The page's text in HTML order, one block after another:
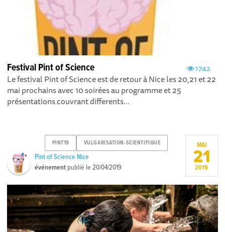
1742
Festival Pint of Science
Le festival Pint of Science est de retour à Nice les 20,21 et 22
mai prochains avec 10 soirées au programme et 25
présentations couvrant differents...
PINT19 VULGARISATION-SCIENTIFIQUE
Pint of Science Nice
événement publié le20/04/2019
MAI
21
2019